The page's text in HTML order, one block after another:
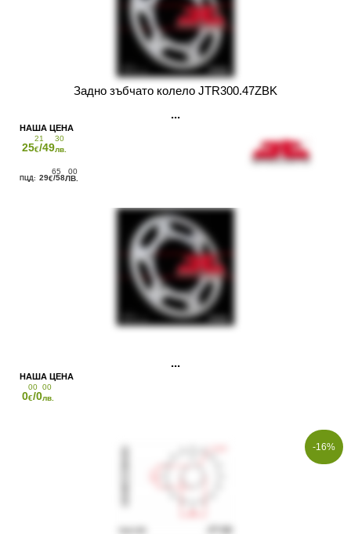
Задно зъбчато колело JTR300.47ZBK
25
21
€/49
30
лв.
29
65
€/58
00
ЛВ.
0
00
€/0
00
лв.
-16%